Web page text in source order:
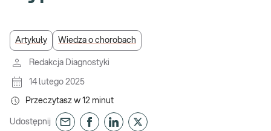
Artykuły Wiedza o chorobach
Redakcja Diagnostyki
14 lutego 2025
Przeczytasz w 12 minut
Udostępnij